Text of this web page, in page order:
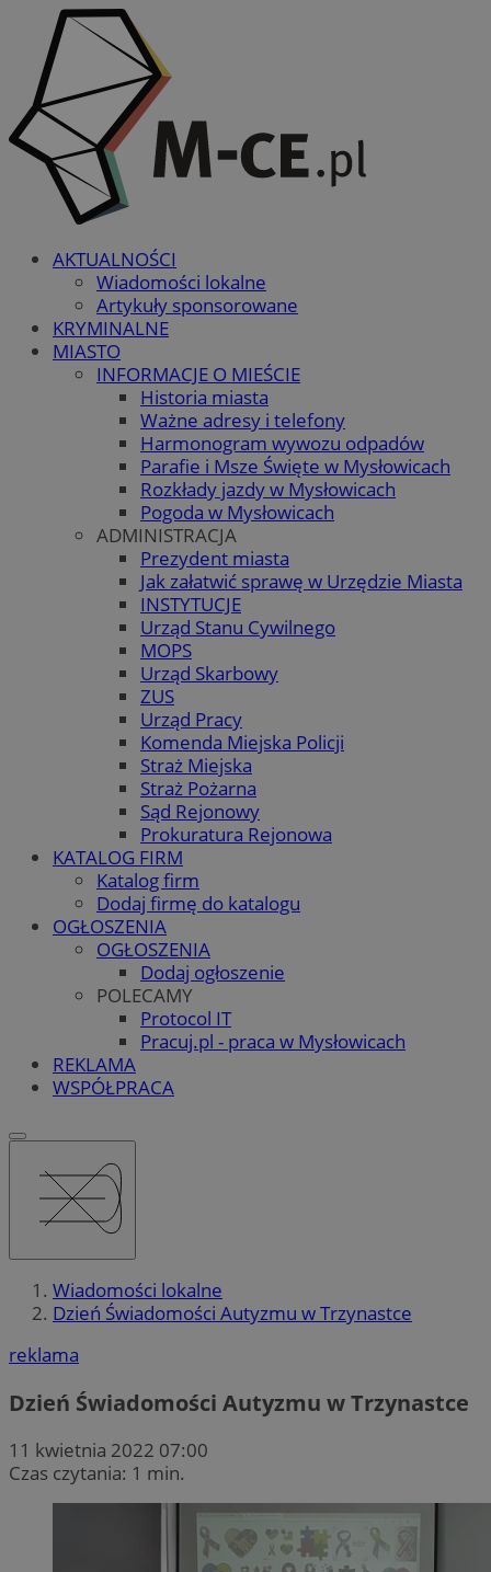
AKTUALNOŚCI
Wiadomości lokalne
Artykuły sponsorowane
KRYMINALNE
MIASTO
INFORMACJE O MIEŚCIE
Historia miasta
Ważne adresy i telefony
Harmonogram wywozu odpadów
Parafie i Msze Święte w Mysłowicach
Rozkłady jazdy w Mysłowicach
Pogoda w Mysłowicach
ADMINISTRACJA
Prezydent miasta
Jak załatwić sprawę w Urzędzie Miasta
INSTYTUCJE
Urząd Stanu Cywilnego
MOPS
Urząd Skarbowy
ZUS
Urząd Pracy
Komenda Miejska Policji
Straż Miejska
Straż Pożarna
Sąd Rejonowy
Prokuratura Rejonowa
KATALOG FIRM
Katalog firm
Dodaj firmę do katalogu
OGŁOSZENIA
OGŁOSZENIA
Dodaj ogłoszenie
POLECAMY
Protocol IT
Pracuj.pl - praca w Mysłowicach
REKLAMA
WSPÓŁPRACA
Wiadomości lokalne
Dzień Świadomości Autyzmu w Trzynastce
reklama
Dzień Świadomości Autyzmu w Trzynastce
11 kwietnia 2022 07:00
Czas czytania: 1 min.